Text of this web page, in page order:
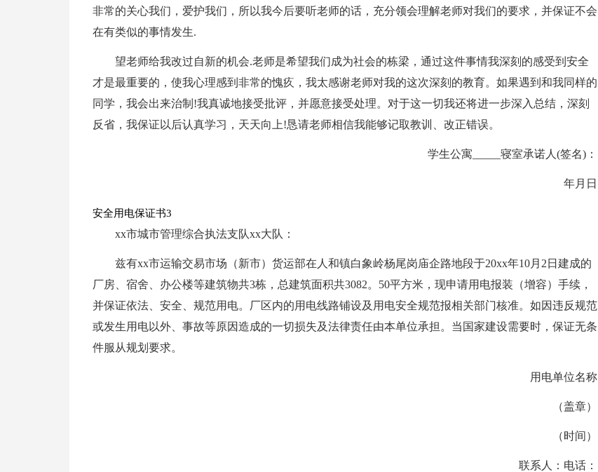
非常的关心我们，爱护我们，所以我今后要听老师的话，充分领会理解老师对我们的要求，并保证不会
在有类似的事情发生.
望老师给我改过自新的机会.老师是希望我们成为社会的栋梁，通过这件事情我深刻的感受到安全
才是最重要的，使我心理感到非常的愧疚，我太感谢老师对我的这次深刻的教育。如果遇到和我同样的
同学，我会出来治制!我真诚地接受批评，并愿意接受处理。对于这一切我还将进一步深入总结，深刻
反省，我保证以后认真学习，天天向上!恳请老师相信我能够记取教训、改正错误。
学生公寓_____寝室承诺人(签名)：
年月日
安全用电保证书3
xx市城市管理综合执法支队xx大队：
兹有xx市运输交易市场（新市）货运部在人和镇白象岭杨尾岗庙企路地段于20xx年10月2日建成的
厂房、宿舍、办公楼等建筑物共3栋，总建筑面积共3082。50平方米，现申请用电报装（增容）手续，
并保证依法、安全、规范用电。厂区内的用电线路铺设及用电安全规范报相关部门核准。如因违反规范
或发生用电以外、事故等原因造成的一切损失及法律责任由本单位承担。当国家建设需要时，保证无条
件服从规划要求。
用电单位名称
（盖章）
（时间）
联系人：电话：